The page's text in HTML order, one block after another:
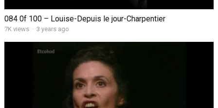
084 0f 100 – Louise-Depuis le jour-Charpentier
7K views · 3 years ago